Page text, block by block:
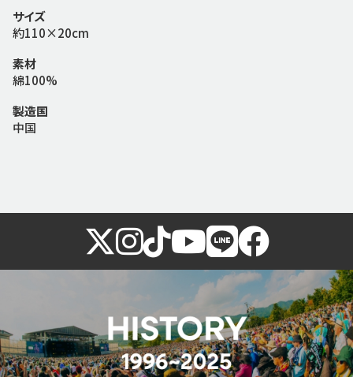
サイズ
約110×20cm
素材
綿100%
製造国
中国